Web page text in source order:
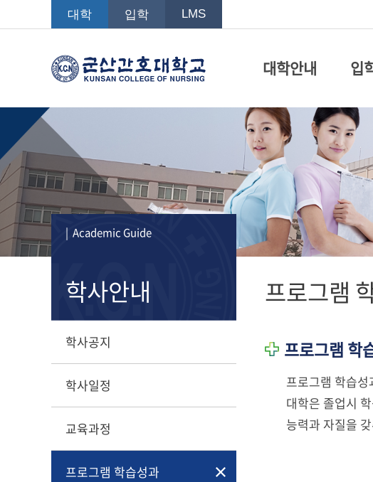
대학 입학 LMS
대학안내 입
| Academic Guide
학사안내
학사공지
학사일정
교육과정
프로그램 학습성과
프로그램
프로그램 학
프로그램 학습
대학은 졸업시
능력과 자질을